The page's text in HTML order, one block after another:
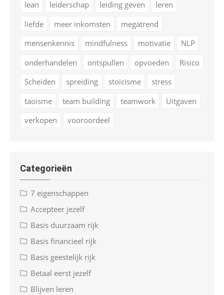
lean leiderschap leiding geven
leren
liefde
meer inkomsten
megatrend
mensenkennis
mindfulness motivatie
NLP
onderhandelen
ontspullen opvoeden
Risico
Scheiden
spreiding stoicisme
stress
taoisme
team building teamwork
Uitgaven
verkopen
vooroordeel
Categorieën
7 eigenschappen
Accepteer jezelf
Basis duurzaam rijk
Basis financieel rijk
Basis geestelijk rijk
Betaal eerst jezelf
Blijven leren